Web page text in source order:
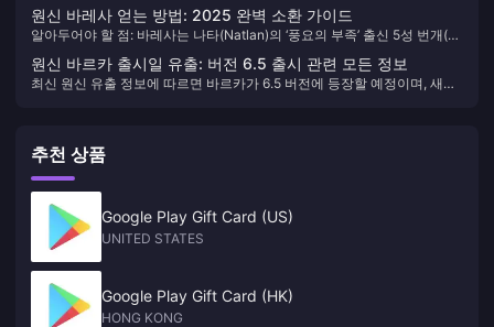
BuzzFeed의 간단한 테스트까지, 진정한 ‘나’를 대표하는 캐릭터를 발견할
수 있습니다.
원신 바레사 얻는 방법: 2025 완벽 소환 가이드
알아두어야 할 점: 바레사는 나타(Natlan)의 ‘풍요의 부족’ 출신 5성 번개(전
연(Intertwined Fate)’을 사용해 뽑아야 하며, 90회 뽑기에서 무조건 5성을
획득(하드 천장), 74회부터 소프트 천장이 적용됩니다.
원신 바르카 출시일 유출: 버전 6.5 출시 관련 모든 정보
최신 원신 유출 정보에 따르면 바르카가 6.5 버전에 등장할 예정이며, 새로
추천 상품
Google Play Gift Card (US)
UNITED STATES
Google Play Gift Card (HK)
HONG KONG